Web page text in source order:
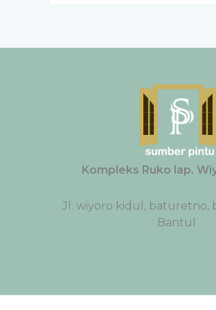
Kompleks Ruko lap.
Jl. wiyoro kidul, baturetno,
Bantul